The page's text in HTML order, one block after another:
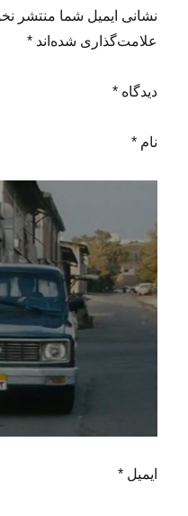
نشانی ایمیل شما منتشر
علامت‌گذاری شده‌اند *
دیدگاه *
نام *
ایمیل *